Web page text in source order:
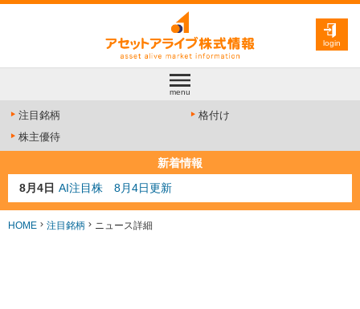
login
menu
注目銘柄
格付け
株主優待
新着情報
8月4日 AI注目株 8月4日更新
8月3日 人気業種注目株 8月3日更新
8月2日 金融注目株 8月2日更新
HOME 注目銘柄 ニュース詳細